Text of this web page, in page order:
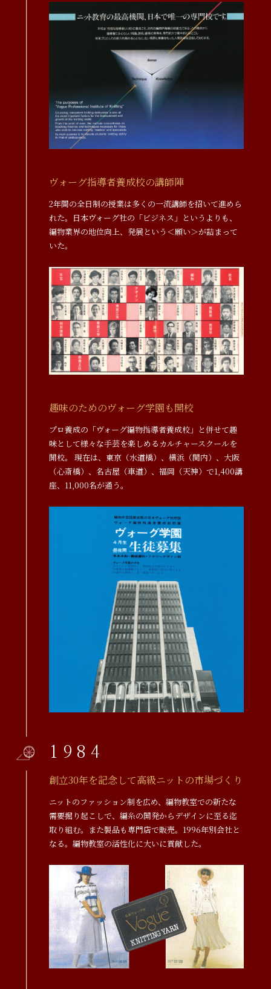
ヴォーグ指導者養成校の講師陣
2年間の全日制の授業は多くの一流講師を招いて進めら
れた。日本ヴォーグ社の「ビジネス」というよりも、
編物業界の地位向上、発展という＜願い＞が詰まって
いた。
趣味のためのヴォーグ学園も開校
プロ養成の「ヴォーグ編物指導者養成校」と併せて趣
味として様々な手芸を楽しめるカルチャースクールを
開校。 現在は、東京（水道橋）、横浜（関内）、大阪
（心斎橋）、名古屋（車道）、福岡（天神）で1,400講
座、11,000名が通う。
1984
創立30年を記念して高級ニットの市場づくり
ニットのファッション制を広め、編物教室での新たな
需要掘り起こしで、編糸の開発からデザインに至る迄
取り組む。また製品も専門店で販売。1996年別会社と
なる。編物教室の活性化に大いに貢献した。